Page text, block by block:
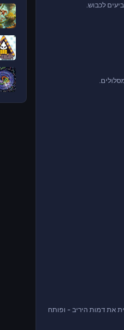
לכבוש.
את דמות היריב - ופותח